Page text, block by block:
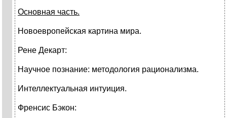
Основная часть.
Новоевропейская картина мира.
Рене Декарт:
Научное познание: методология рационализма.
Интеллектуальная интуиция.
Френсис Бэкон: